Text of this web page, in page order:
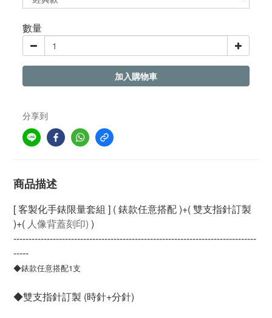
數量
加入購物車
分享到
商品描述
[ 客製化手錶限量套組 ] ( 錶款任意搭配 )+( 雙支指針訂製
)+( 人像背蓋刻印) )
--------------------------------------------------------------------------------
-----
◆錶款任意搭配1支
◆雙支指針訂製 (時針+分針)